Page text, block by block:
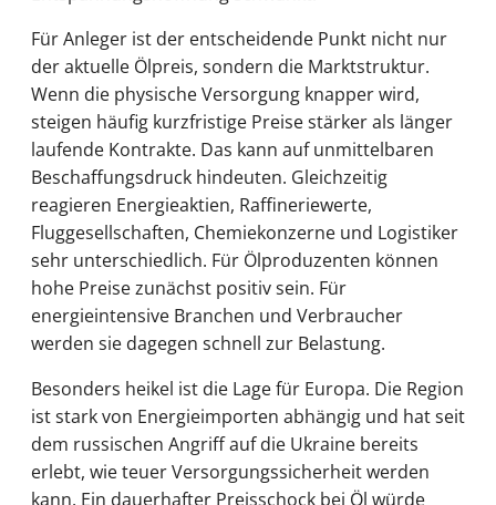
Für Anleger ist der entscheidende Punkt nicht nur
der aktuelle Ölpreis, sondern die Marktstruktur.
Wenn die physische Versorgung knapper wird,
steigen häufig kurzfristige Preise stärker als länger
laufende Kontrakte. Das kann auf unmittelbaren
Beschaffungsdruck hindeuten. Gleichzeitig
reagieren Energieaktien, Raffineriewerte,
Fluggesellschaften, Chemiekonzerne und Logistiker
sehr unterschiedlich. Für Ölproduzenten können
hohe Preise zunächst positiv sein. Für
energieintensive Branchen und Verbraucher
werden sie dagegen schnell zur Belastung.
Besonders heikel ist die Lage für Europa. Die Region
ist stark von Energieimporten abhängig und hat seit
dem russischen Angriff auf die Ukraine bereits
erlebt, wie teuer Versorgungssicherheit werden
kann. Ein dauerhafter Preisschock bei Öl würde